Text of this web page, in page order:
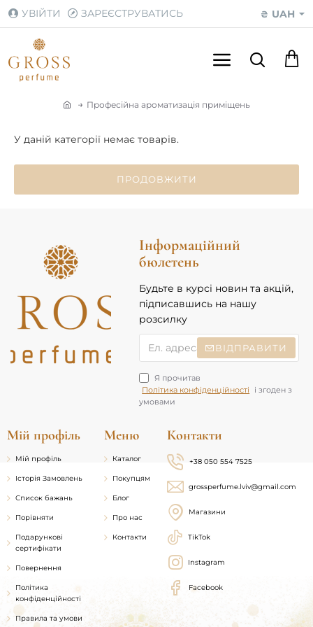
УВІЙТИ ЗАРЕЄСТРУВАТИСЬ ₴ UAH
m
Професійна ароматизація приміщень
У даній категорії немає товарів.
ПРОДОВЖИТИ
Інформаційний
бюлетень
Будьте в курсі новин та акцій,
підписавшись на нашу
розсилку
адреса
ВІДПРАВИТИ
Я прочитав
Політика конфіденційності
і згоден з
умовами
Мій профіль
Мій профіль
Історія Замовлень
Список бажань
Порівняти
Подарункові
сертифікати
Повернення
Політика
конфіденційності
Правила та умови
Меню
Каталог
Покупцям
Блог
Про нас
Контакти
Контакти
+38 050 554 7525
grossperfume.lviv@gmail.com
Магазини
TikTok
Instagram
Facebook